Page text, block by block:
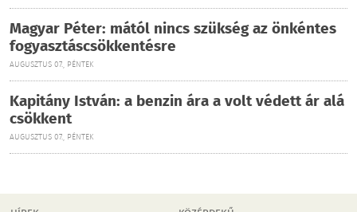
Magyar Péter: mától nincs szükség az önkéntes
fogyasztáscsökkentésre
AUGUSZTUS 07., PÉNTEK
Kapitány István: a benzin ára a volt védett ár alá
csökkent
AUGUSZTUS 07., PÉNTEK